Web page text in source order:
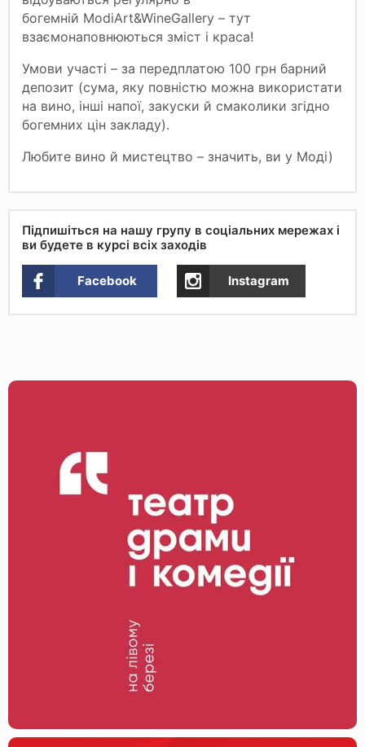
богемній ModiArt&WineGallery – тут
взаємонаповнюються зміст і краса!
Умови участі – за передплатою 100 грн барний
депозит (сума, яку повністю можна використати
на вино, інші напої, закуски й смаколики згідно
богемних цін закладу).
Любите вино й мистецтво – значить, ви у Моді)
Підпишіться на нашу групу в соціальних мережах і
ви будете в курсі всіх заходів
Facebook Instagram